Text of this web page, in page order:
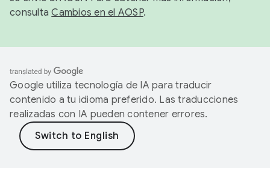
consultaCambios en el AOSP.
Google utiliza tecnología de IA para traducir
contenido a tu idioma preferido. Las traducciones
realizadas con IA pueden contener errores.